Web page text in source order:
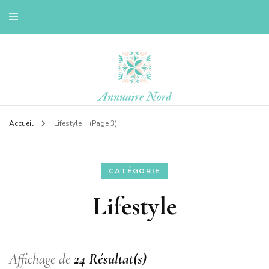
Annuaire nord
Le blog d'une ch'ti du nord
Accueil Lifestyle (Page 3)
CATÉGORIE
Lifestyle
Affichage de 24 Résultat(s)